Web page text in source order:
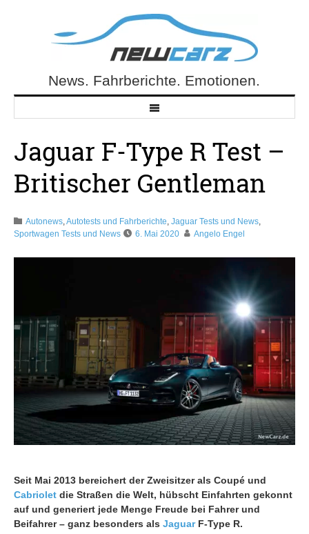
NewCarz.deNews. Fahrberichte. Emotionen.
Jaguar F-Type R Test –
Britischer Gentleman
Autonews,Autotests und Fahrberichte, Jaguar Tests und News,
Sportwagen Tests und News
6. Mai 2020 Angelo Engel
Seit Mai 2013 bereichert der Zweisitzer als Coupé und
Cabriolet die Straßen die Welt, hübscht Einfahrten gekonnt
auf und generiert jede Menge Freude bei Fahrer und
Beifahrer – ganz besonders als JaguarF-Type R.